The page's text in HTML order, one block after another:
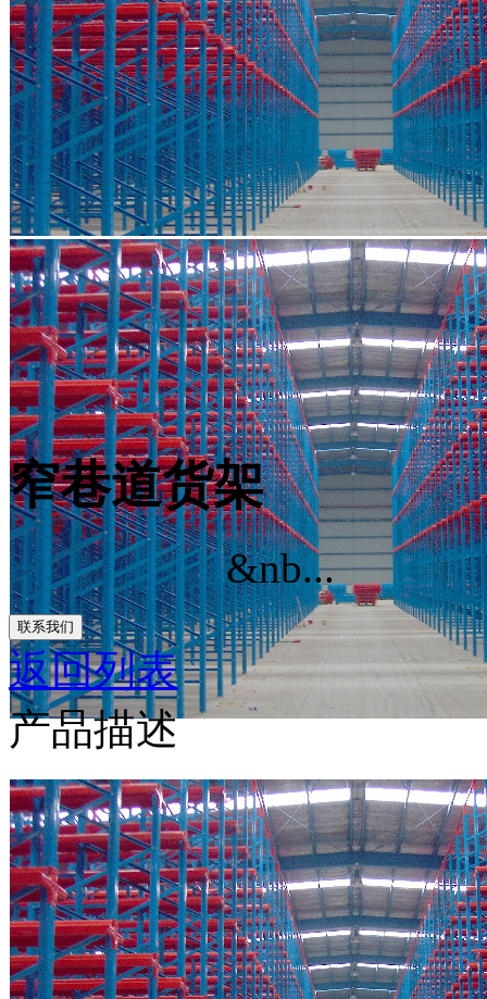
窄巷道货架
&nb...
联系我们
返回列表
产品描述